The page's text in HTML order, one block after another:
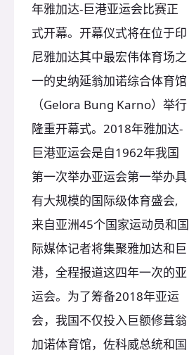
年雅加达-巨港亚运会比赛正
式开幕。开幕仪式将在位于印
尼雅加达其中最宏伟体育场之
一的史纳延翁加诺综合体育馆
（Gelora Bung Karno）举行
隆重开幕式。2018年雅加达-
巨港亚运会是自1962年我国
第一次举办亚运会第一举办具
有大规模的国际级体育盛会,
来自亚洲45个国家运动员和国
际媒体记者将集聚雅加达和巨
港，全程报道这四年一次的亚
运会。为了筹备2018年亚运
会，我国不仅投入巨额修葺翁
加诺体育馆，佐科威总统和国